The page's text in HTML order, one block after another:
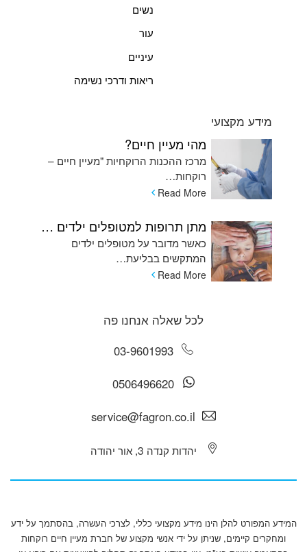
נשים
עור
עיניים
ריאות ודרכי נשימה
מידע מקצועי
מהי מעיין חיים?
מרכז ההכנות הרוקחיות "מעיין חיים –
רוקחות…
Read More
מתן תרופות למטופלים ילדים המתקשים בשימוש בכדורים ומהן האלטרנטיבות
כאשר מדובר על מטופלים ילדים
המתקשים בבליעת…
Read More
לכל שאלה אנחנו פה
03-9601993
0506496620
service@fagron.co.il
יהדות קנדה 3, אור יהודה
המידע המפורט להלן הינו מידע מקצועי כללי, לצרכי העשרה, בהסתמך על ידע
ומחקרים קיימים, שניתן על ידי אנשי מקצוע של חברת מעיין חיים רוקחות